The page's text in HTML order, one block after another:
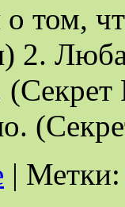
о том,
2.
| Метки: